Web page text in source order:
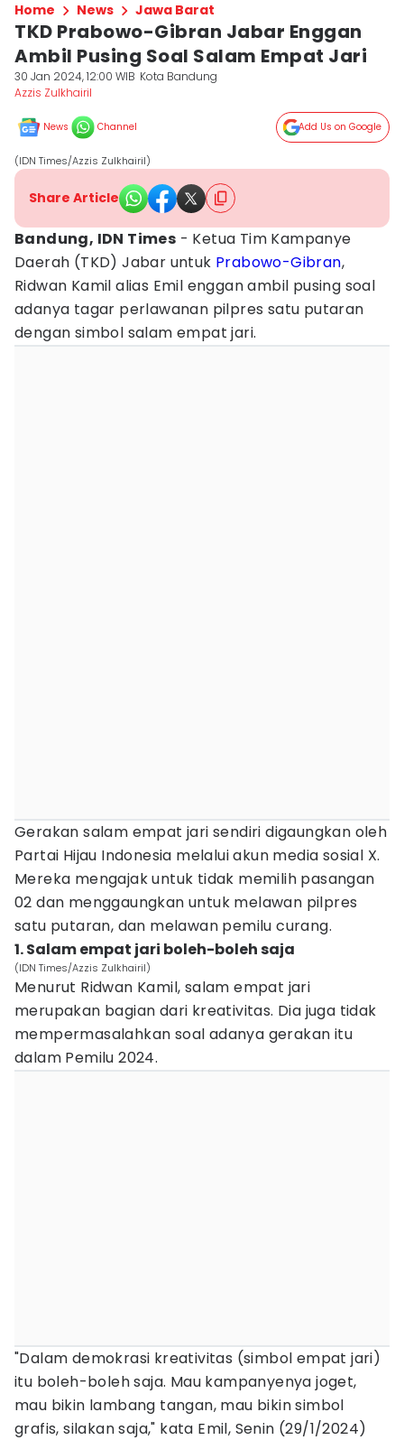
Home News Jawa Barat
TKD Prabowo-Gibran Jabar Enggan
Ambil Pusing Soal Salam Empat Jari
30 Jan 2024, 12:00 WIB Kota Bandung
Azzis Zulkhairil
News Channel Add Us on Google
(IDN Times/Azzis Zulkhairil)
Share Article
Bandung, IDN Times - Ketua Tim Kampanye
Daerah (TKD) Jabar untuk Prabowo-Gibran,
Ridwan Kamil alias Emil enggan ambil pusing soal
adanya tagar perlawanan pilpres satu putaran
dengan simbol salam empat jari.
Gerakan salam empat jari sendiri digaungkan oleh
Partai Hijau Indonesia melalui akun media sosial X.
Mereka mengajak untuk tidak memilih pasangan
02 dan menggaungkan untuk melawan pilpres
satu putaran, dan melawan pemilu curang.
1. Salam empat jari boleh-boleh saja
(IDN Times/Azzis Zulkhairil)
Menurut Ridwan Kamil, salam empat jari
merupakan bagian dari kreativitas. Dia juga tidak
mempermasalahkan soal adanya gerakan itu
dalam Pemilu 2024.
"Dalam demokrasi kreativitas (simbol empat jari)
itu boleh-boleh saja. Mau kampanyenya joget,
mau bikin lambang tangan, mau bikin simbol
grafis, silakan saja," kata Emil, Senin (29/1/2024)